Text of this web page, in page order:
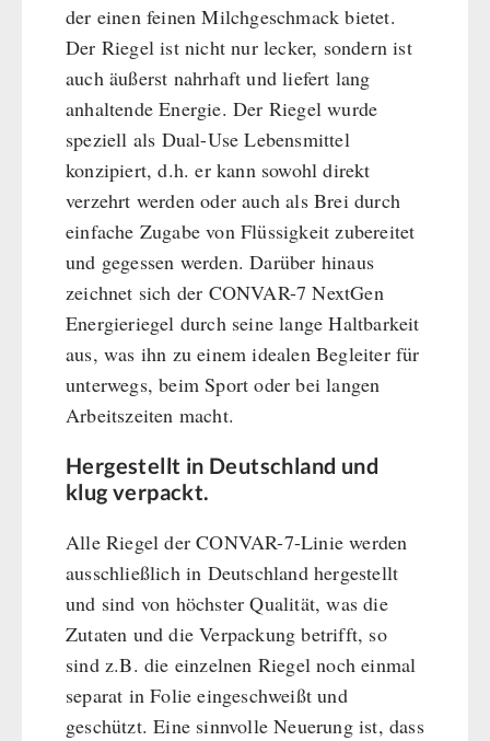
Hauptmahlzeiten
Dessert
Ergänzungs-Pakete
Schutzraum-Ausrüstung
der einen feinen Milchgeschmack bietet.
Der Riegel ist nicht nur lecker, sondern ist
auch äußerst nahrhaft und liefert lang
anhaltende Energie. Der Riegel wurde
speziell als Dual-Use Lebensmittel
konzipiert, d.h. er kann sowohl direkt
verzehrt werden oder auch als Brei durch
einfache Zugabe von Flüssigkeit zubereitet
und gegessen werden. Darüber hinaus
zeichnet sich der CONVAR-7 NextGen
Energieriegel durch seine lange Haltbarkeit
aus, was ihn zu einem idealen Begleiter für
unterwegs, beim Sport oder bei langen
Arbeitszeiten macht.
Hergestellt in Deutschland und
klug verpackt.
Alle Riegel der CONVAR-7-Linie werden
ausschließlich in Deutschland hergestellt
und sind von höchster Qualität, was die
Zutaten und die Verpackung betrifft, so
sind z.B. die einzelnen Riegel noch einmal
separat in Folie eingeschweißt und
geschützt. Eine sinnvolle Neuerung ist, dass